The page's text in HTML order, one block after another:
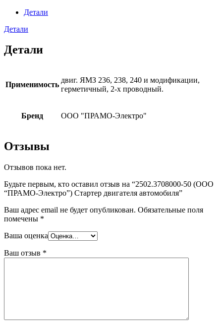
Детали
Детали
Детали
Применимость
двиг. ЯМЗ 236, 238, 240 и модификации,
герметичный, 2-х проводный.
Бренд ООО "ПРАМО-Электро"
Отзывы
Отзывов пока нет.
Будьте первым, кто оставил отзыв на “2502.3708000-50 (ООО
“ПРАМО-Электро”) Стартер двигателя автомобиля”
Ваш адрес email не будет опубликован. Обязательные поля
помечены *
Ваша оценка
Ваш отзыв *